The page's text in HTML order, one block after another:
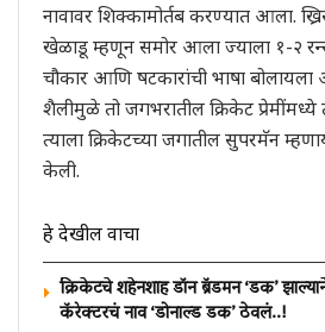
नावावर शिक्कामोर्तब करण्यात आला.
खेळाडू म्हणून समोर आला ज्याला १-२
चौकार आणि षटकारांची भाषा बोलायला
शैलीमुळे तो जगभरातील क्रिकेट प्रेमींमध्ये
त्याला क्रिकेटच्या जगातील सुपरमॅन
केली.
हे देखील वाचा
क्रिकेटचे शहेनशाह डॉन ब्रॅडमन ‘डक’
कॅरेक्टरचं नाव ‘डोनाल्ड डक’ ठेवलं..!